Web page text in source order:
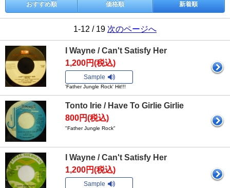
おすすめ順 価格順 新着順
1-12 / 19 次のページへ
I Wayne / Can't Satisfy Her
1,200円(税込)
Sample
'Father Jungle Rock' Hit!!!
Tonto Irie / Have To Girlie Girlie
800円(税込)
"Father Jungle Rock"
I Wayne / Can't Satisfy Her
1,200円(税込)
Sample